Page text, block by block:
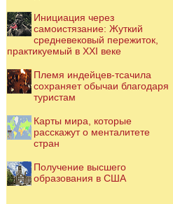
Инициация через
самоистязание: Жуткий
средневековый пережиток,
практикуемый в XXI веке
Племя индейцев-тсачила
сохраняет обычаи благодаря
туристам
Карты мира, которые
расскажут о менталитете
стран
Получение высшего
образования в США